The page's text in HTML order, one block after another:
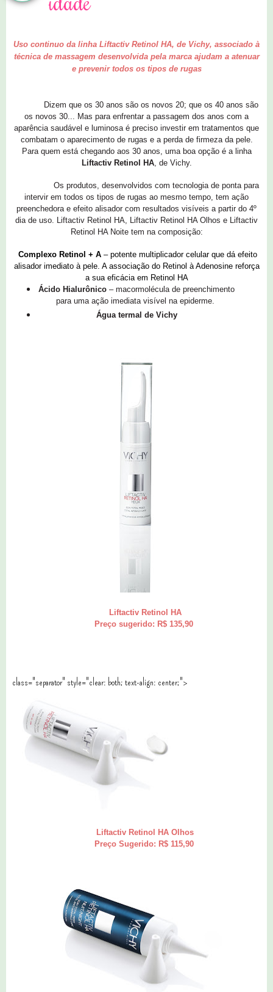
Uso continuo da linha Liftactiv Retinol HA, de Vichy, associado à
técnica de massagem desenvolvida pela marca ajudam a atenuar
e prevenir todos os tipos de rugas
Dizem que os 30 anos são os novos 20; que os 40 anos são
os novos 30... Mas para enfrentar a passagem dos anos com a
aparência saudável e luminosa é preciso investir em tratamentos que
combatam o aparecimento de rugas e a perda de firmeza da pele.
Para quem está chegando aos 30 anos, uma boa opção é a linha
Liftactiv Retinol HA, de Vichy.
Os produtos, desenvolvidos com tecnologia de ponta para
intervir em todos os tipos de rugas ao mesmo tempo, tem ação
preenchedora e efeito alisador com resultados visíveis a partir do 4º
dia de uso. Liftactiv Retinol HA, Liftactiv Retinol HA Olhos e Liftactiv
Retinol HA Noite tem na composição:
Complexo Retinol + A – potente multiplicador celular que dá efeito
alisador imediato à pele. A associação do Retinol à Adenosine reforça
a sua eficácia em Retinol HA
Ácido Hialurônico – macormolécula de preenchimento
para uma ação imediata visível na epiderme.
Água termal de Vichy
Liftactiv Retinol HA
Preço sugerido: R$ 135,90
class="separator" style="clear: both; text-align: center;">
Liftactiv Retinol HA Olhos
Preço Sugerido: R$ 115,90